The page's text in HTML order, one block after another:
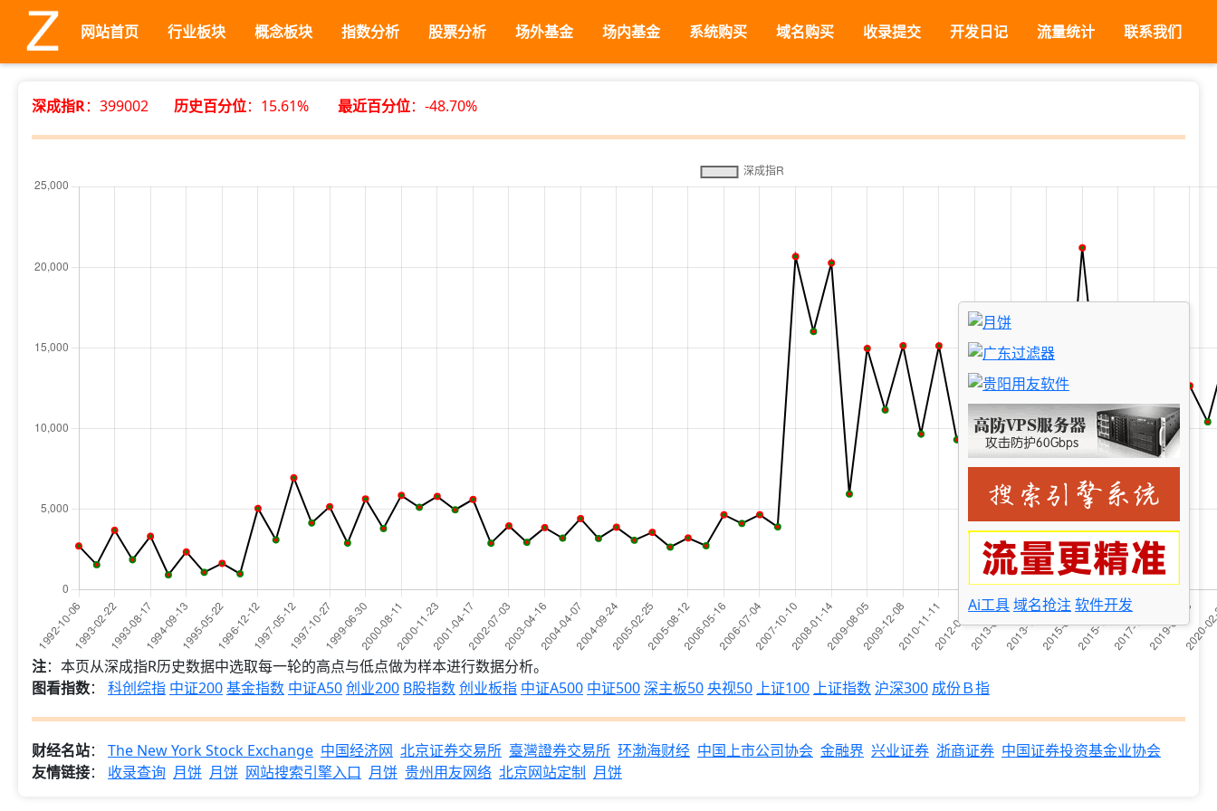
网站首页 行业板块 概念板块 指数分析 股票分析 场外基金 场内基金 系统购买 域名购买 收录提交 开发日记 流量统计 联系我们
深成指R：399002 历史百分位：15.61% 最近百分位：-48.70%
注：本页从深成指R历史数据中选取每一轮的高点与低点做为样本进行数据分析。
图看指数： 科创综指 中证200基金指数 中证A50创业200 B股指数创业板指 中证A500 中证500深主板50央视50 上证100 上证指数沪深300 成份Ｂ指
财经名站： The New York Stock Exchange 中国经济网 北京证券交易所 臺灣證券交易所 环渤海财经 中国上市公司协会 金融界 兴业证券 浙商证券 中国证券投资基金业协会
友情链接： 收录查询 月饼 月饼 网站搜索引擎入口 月饼 贵州用友网络 北京网站定制 月饼
Ai工具域名抢注 软件开发